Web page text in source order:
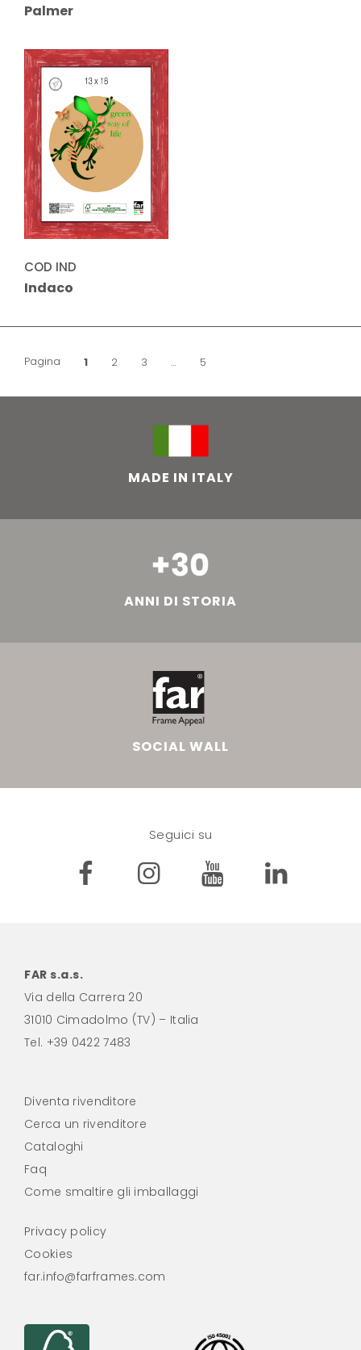
Palmer
COD IND
Indaco
Pagina Pagina
1 Pagina
2 Pagina
3 … Pagina
5
MADE IN ITALY
ANNI DI STORIA
SOCIAL WALL
Seguici su
FAR s.a.s.
Via della Carrera 20
31010 Cimadolmo (TV) – Italia
Tel. +39 0422 7483
Diventa rivenditore
Cerca un rivenditore
Cataloghi
Faq
Come smaltire gli imballaggi
Privacy policy
Cookies
far.info@farframes.com